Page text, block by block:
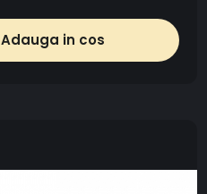
Adauga in cos